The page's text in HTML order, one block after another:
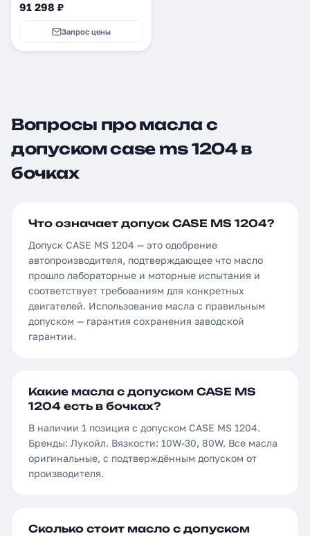
91 298 ₽
Запрос цены
Вопросы про масла с
допуском case ms 1204 в
бочках
Что означает допуск CASE MS 1204?
Допуск CASE MS 1204 — это одобрение
автопроизводителя, подтверждающее что масло
прошло лабораторные и моторные испытания и
соответствует требованиям для конкретных
двигателей. Использование масла с правильным
допуском — гарантия сохранения заводской
гарантии.
Какие масла с допуском CASE MS
1204 есть в бочках?
В наличии 1 позиция с допуском CASE MS 1204.
Бренды: Лукойл. Вязкости: 10W-30, 80W. Все масла
оригинальные, с подтверждённым допуском от
производителя.
Сколько стоит масло с допуском